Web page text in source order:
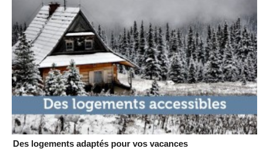
Des logements adaptés pour vos vacances